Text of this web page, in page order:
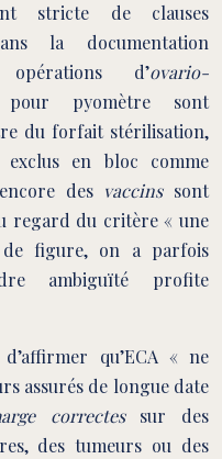
stricte de clauses
la documentation
d’ovario-
pyomètre sont
du forfait stérilisation,
en bloc comme
des vaccinssont
regard du critère « une
figure, on a parfois
ambiguïté profite
qu’ECA « ne
assurés de longue date
correctessur des
des tumeurs ou des